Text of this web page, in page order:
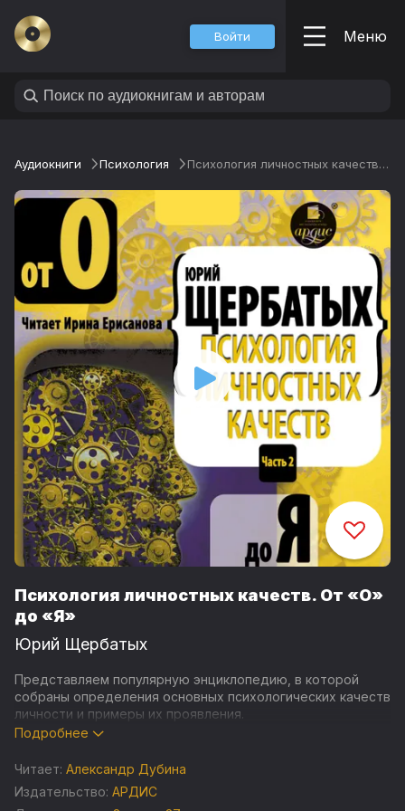
Войти Меню
Аудиокниги Психология Психология личностных качеств. От «О» до «Я»
Психология личностных качеств. От «О»
до «Я»
Юрий Щербатых
Представляем популярную энциклопедию, в которой
собраны определения основных психологических качеств
личности и примеры их проявления.
в алфавитном порядке. Каждая статья энциклопедии
включает в себя определение понятия и психологический
комментарий, который иллюстрируется примером из
Подробнее
Читает: Александр Дубина
Издательство: АРДИС